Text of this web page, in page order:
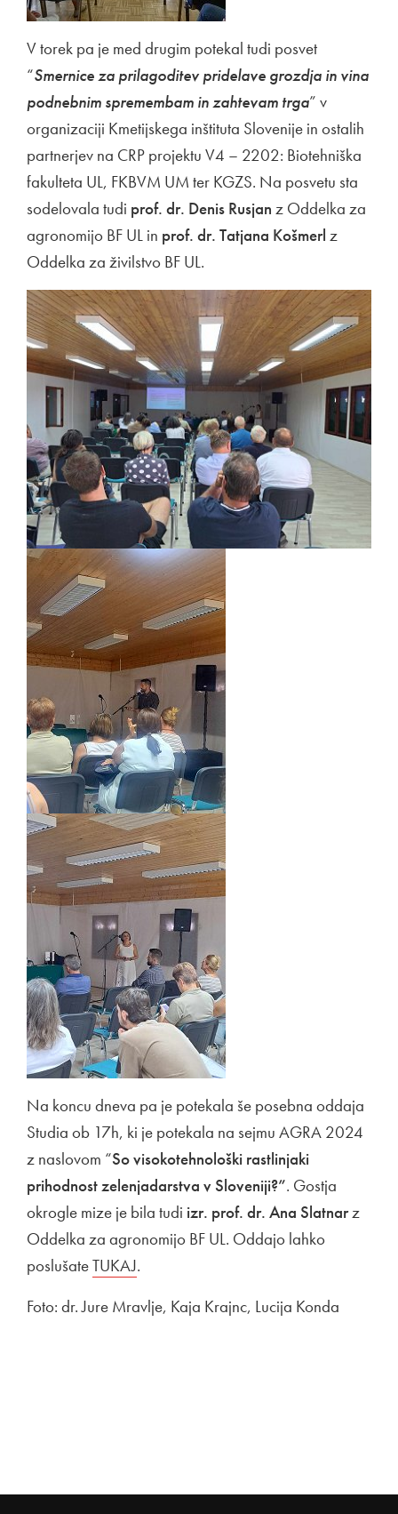
V torek pa je med drugim potekal tudi posvet
“Smernice za prilagoditev pridelave grozdja in vina
podnebnim spremembam in zahtevam trga” v
organizaciji Kmetijskega inštituta Slovenije in ostalih
partnerjev na CRP projektu V4 – 2202: Biotehniška
fakulteta UL, FKBVM UM ter KGZS. Na posvetu sta
sodelovala tudi prof. dr. Denis Rusjan z Oddelka za
agronomijo BF UL in prof. dr. Tatjana Košmerl z
Oddelka za živilstvo BF UL.
Na koncu dneva pa je potekala še posebna oddaja
Studia ob 17h, ki je potekala na sejmu AGRA 2024
z naslovom “So visokotehnološki rastlinjaki
prihodnost zelenjadarstva v Sloveniji?”. Gostja
okrogle mize je bila tudi izr. prof. dr. Ana Slatnarz
Oddelka za agronomijo BF UL. Oddajo lahko
poslušateZunanja povezava na
TUKAJOdpira se v novem oknu
.
Foto: dr. Jure Mravlje, Kaja Krajnc, Lucija Konda